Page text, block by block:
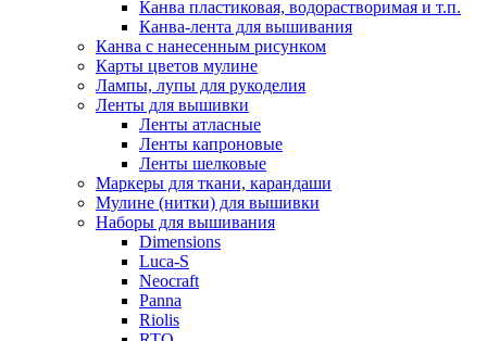
Канва пластиковая, водорастворимая и т.п.
Канва-лента для вышивания
Канва с нанесенным рисунком
Карты цветов мулине
Лампы, лупы для рукоделия
Ленты для вышивки
Ленты атласные
Ленты капроновые
Ленты шелковые
Маркеры для ткани, карандаши
Мулине (нитки) для вышивки
Наборы для вышивания
Dimensions
Luca-S
Neocraft
Panna
Riolis